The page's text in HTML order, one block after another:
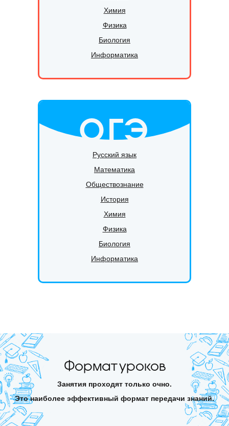
Химия
Физика
Биология
Информатика
ОГЭ
Русский язык
Математика
Обществознание
История
Химия
Физика
Биология
Информатика
Формат уроков
Занятия проходят только очно.
Это наиболее эффективный формат передачи знаний.